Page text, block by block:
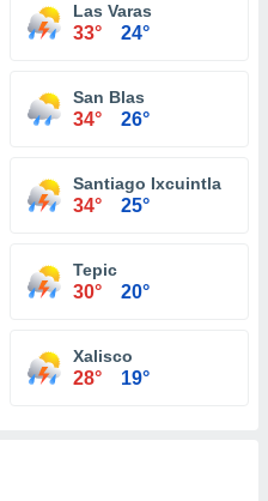
Las Varas
33° 24°
San Blas
34° 26°
Santiago Ixcuintla
34° 25°
Tepic
30° 20°
Xalisco
28° 19°